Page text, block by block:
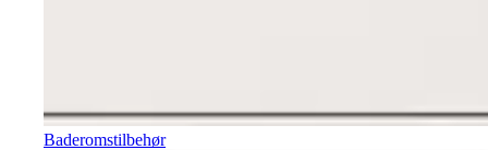
Baderomstilbehør